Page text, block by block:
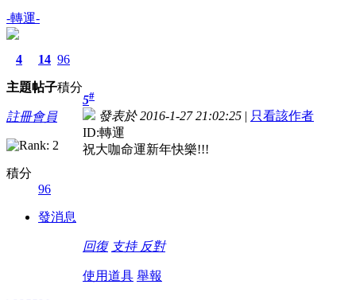
-轉運-
4
主題
14
帖子
96
積分
註冊會員
積分
96
發消息
5#
發表於 2016-1-27 21:02:25 | 只看該作者
ID:轉運
祝大咖命運新年快樂!!!
回復 支持 反對
使用道具 舉報